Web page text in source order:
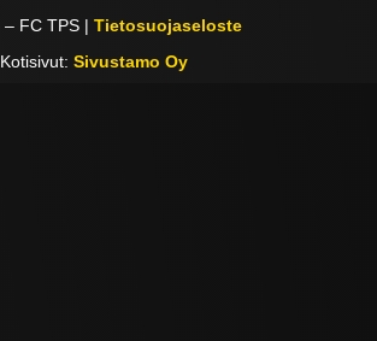
– FC TPS |Tietosuojaseloste
Kotisivut: Sivustamo Oy